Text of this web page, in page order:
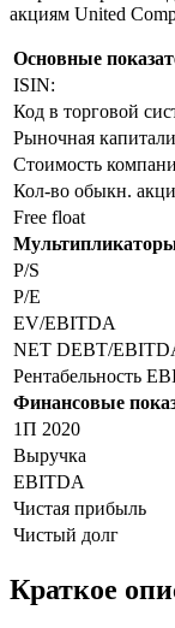
акциям United
Основные
ISIN:
Код в торговой
Рыночная
Стоимость
Кол-во обыкн.
Free float
P/S
P/E
EV/EBITDA
NET DEBT/
Рентабельность
Финансовые
1П 2020
Выручка
EBITDA
Чистая прибыль
Чистый долг
Краткое